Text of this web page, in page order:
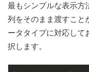
最もシンプルな表示方
列をそのまま渡すこと
ータタイプに対応して
択します。